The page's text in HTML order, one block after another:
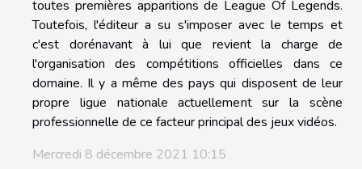
toutes premières apparitions de League Of Legends.
Toutefois, l'éditeur a su s'imposer avec le temps et
c'est dorénavant à lui que revient la charge de
l'organisation des compétitions officielles dans ce
domaine. Il y a même des pays qui disposent de leur
propre ligue nationale actuellement sur la scène
professionnelle de ce facteur principal des jeux vidéos.
Mercredi 8 décembre 2021 10:15